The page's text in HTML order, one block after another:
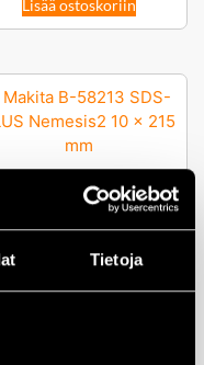
Tietoja
Lisää ostoskoriin
Makita B-58235 SDS-PLUS
Nemesis2 10×315 mm
24,90€